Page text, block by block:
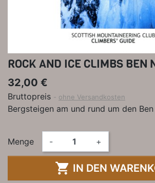
ROCK AND ICE CLIMBS BEN
32,00 €
Bruttopreis ohne Versandkosten
Bergsteigen am und rund um den
Menge - +
 IN DEN